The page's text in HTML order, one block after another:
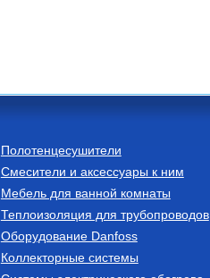
Полотенцесушители
Смесители и аксессуары к ним
Мебель для ванной комнаты
Теплоизоляция для трубопроводов
Оборудование Danfoss
Коллекторные системы